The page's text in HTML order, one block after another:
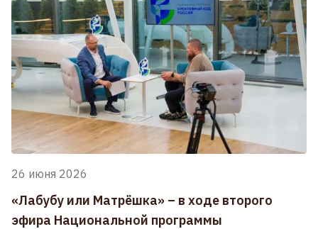
26 июня 2026
«Лабубу или Матрёшка» – в ходе второго
эфира Национальной программы